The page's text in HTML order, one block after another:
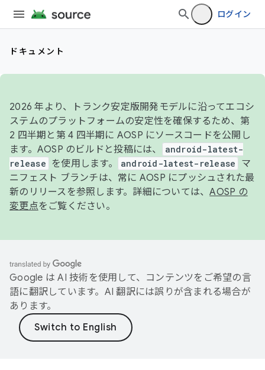
ログイン
ドキュメント
2026 年より、トランク安定版開発モデルに沿ってエコシ
ステムのプラットフォームの安定性を確保するため、第
2 四半期と第 4 四半期に AOSP にソースコードを公開し
ます。AOSP のビルドと投稿には、
android-latest-
release
を使用します。 android-latest-release
マ
ニフェスト ブランチは、常に AOSP にプッシュされた最
新のリリースを参照します。詳細については、AOSP の
変更点をご覧ください。
Google は AI 技術を使用して、コンテンツをご希望の言
語に翻訳しています。AI 翻訳には誤りが含まれる場合が
あります。